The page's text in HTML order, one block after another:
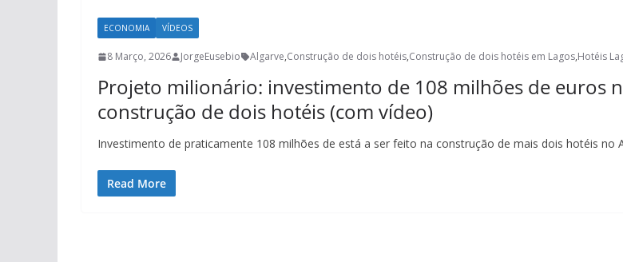
ECONOMIA VÍDEOS
8 Março, 2026 JorgeEusebio Algarve,Construção de dois hotéis,Construção de dois hotéis em Lagos,Hotéis
Projeto milionário: investimento de 108 milhões de euros
construção de dois hotéis (com vídeo)
Investimento de praticamente 108 milhões de está a ser feito na construção de mais dois hotéis no
Read More